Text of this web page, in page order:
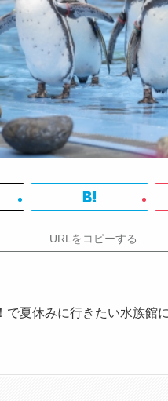
URLをコピーする
夏休みに行きたい水族館